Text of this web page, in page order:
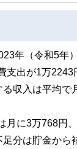
年（令和5年
出が1万
収入は平均で
に3万768円
分は貯金から